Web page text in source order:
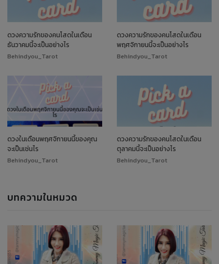
ดวงความรักของคนโสดในเดือน
ธันวาคมนี้จะเป็นอย่างไร
Behindyou_Tarot
ดวงความรักของคนโสดในเดือน
พฤศจิกายนนี้จะเป็นอย่างไร
Behindyou_Tarot
ดวงในเดือนพฤศจิกายนนี้ของคุณ
จะเป็นเช่นไร
Behindyou_Tarot
ดวงความรักของคนโสดในเดือน
ตุลาคมนี้จะเป็นอย่างไร
Behindyou_Tarot
บทความในหมวด